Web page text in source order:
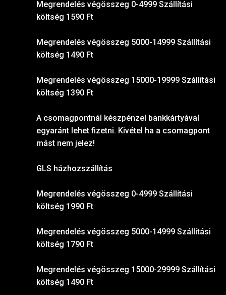
Megrendelés végösszeg 0-4999 Szállítási
költség 1590 Ft
Megrendelés végösszeg 5000-14999 Szállítási
költség 1490 Ft
Megrendelés végösszeg 15000-19999 Szállítási
költség 1390 Ft
A csomagpontnál készpénzel bankkártyával
egyaránt lehet fizetni. Kivétel ha a csomagpont
mást nem jelez!
GLS házhozszállítás
Megrendelés végösszeg 0-4999 Szállítási
költség 1990 Ft
Megrendelés végösszeg 5000-14999 Szállítási
költség 1790 Ft
Megrendelés végösszeg 15000-29999 Szállítási
költség 1490 Ft